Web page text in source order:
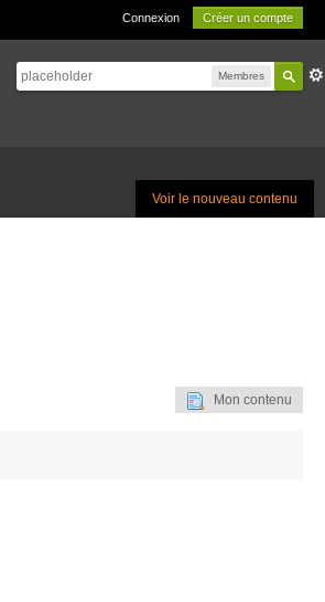
Connexion Créer un compte
Membres
Voir le nouveau contenu
Mon contenu